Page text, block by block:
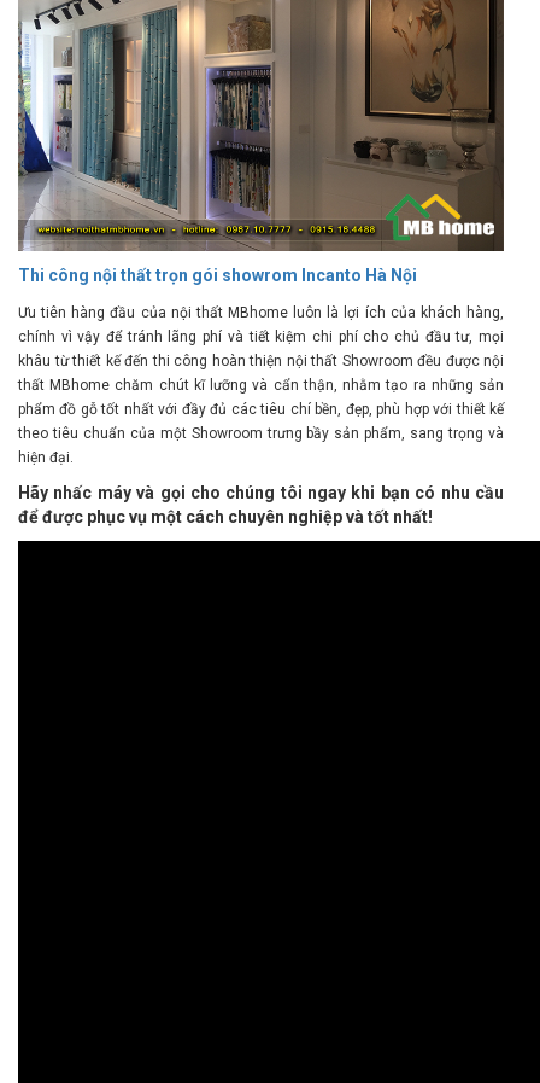
Thi công nội thất trọn gói showrom Incanto Hà Nội
Ưu tiên hàng đầu của nội thất MBhome luôn là lợi ích của khách hàng,
chính vì vậy để tránh lãng phí và tiết kiệm chi phí cho chủ đầu tư, mọi
khâu từ thiết kế đến thi công hoàn thiện nội thất Showroom đều được nội
thất MBhome chăm chút kĩ lưỡng và cẩn thận, nhằm tạo ra những sản
phẩm đồ gỗ tốt nhất với đầy đủ các tiêu chí bền, đẹp, phù hợp với thiết kế
theo tiêu chuẩn của một Showroom trưng bầy sản phẩm, sang trọng và
hiện đại.
Hãy nhấc máy và gọi cho chúng tôi ngay khi bạn có nhu cầu
để được phục vụ một cách chuyên nghiệp và tốt nhất!